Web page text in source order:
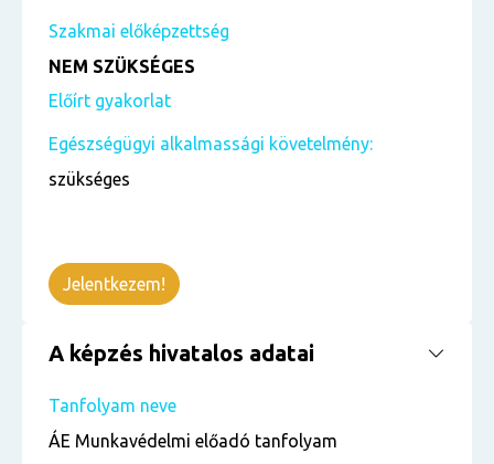
Szakmai előképzettség
NEM SZÜKSÉGES
Előírt gyakorlat
Egészségügyi alkalmassági követelmény:
szükséges
Jelentkezem!
A képzés hivatalos adatai
Tanfolyam neve
ÁE Munkavédelmi előadó tanfolyam